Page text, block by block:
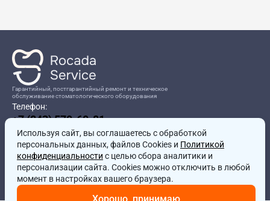
Гарантийный, постгарантийный ремонт и техническое
обслуживание стоматологического оборудования
Телефон:
+7 (843) 570-60-81
Режим работы:8:00-17:00
Адрес:
г.Казань, ул.Проспект Победы, д.204в
Почта:
service@rocadamed.ru
Используя сайт, вы соглашаетесь с обработкой
персональных данных, файлов Cookies и Политикой
конфиденциальности с целью сбора аналитики и
персонализации сайта. Cookies можно отключить в любой
момент в настройках вашего браузера.